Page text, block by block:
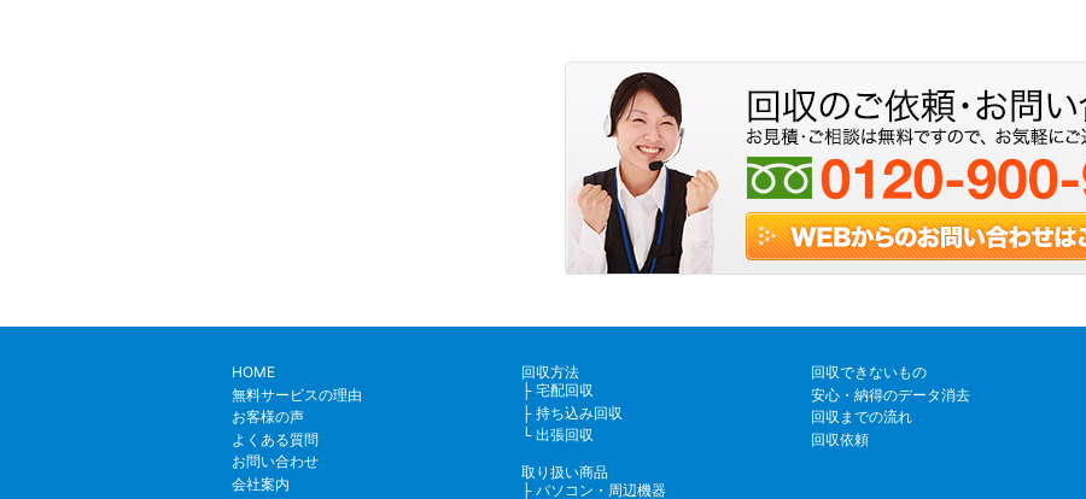
HOME
無料サービスの理由
お客様の声
よくある質問
お問い合わせ
会社案内
回収方法
宅配回収
持ち込み回収
出張回収
取り扱い商品
パソコン・周辺機器
回収できないもの
安心・納得のデータ消去
回収までの流れ
回収依頼